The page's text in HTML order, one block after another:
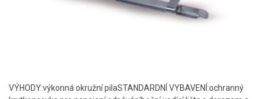
VÝHODY:výkonná okružní pilaSTANDARDNÍ VYBAVENÍ:ochranný